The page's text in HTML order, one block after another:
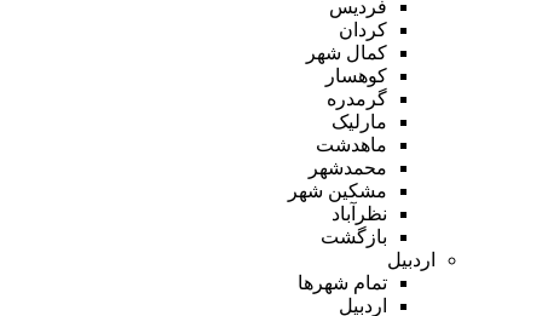
فردیس
کردان
کمال شهر
کوهسار
گرمدره
مارلیک
ماهدشت
محمدشهر
مشکین شهر
نظرآباد
بازگشت
اردبیل
تمام شهر‌ها
اردبیل